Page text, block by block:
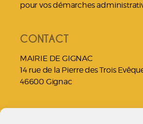
pour vos démarches
CONTACT
MAIRIE DE GIGNAC
14 rue de la Pierre des Trois
46600 Gignac